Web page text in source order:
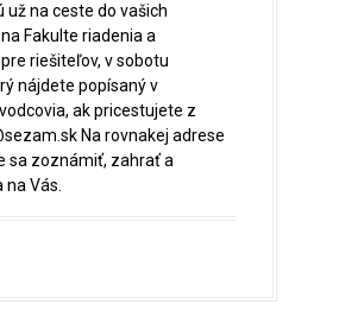
už na ceste do vašich
Fakulte riadenia a
riešiteľov, v sobotu
nájdete popísaný v
ak pricestujete z
Na rovnakej adrese
sa zoznámiť, zahrať a
Vás.